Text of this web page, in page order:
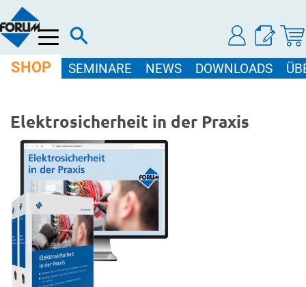
Menü
SHOP SEMINARE NEWS DOWNLOADS
Elektrosicherheit in der Praxis